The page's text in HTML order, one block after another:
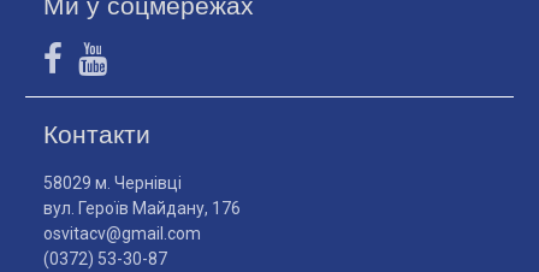
Контакти
58029 м. Чернівці
вул. Героїв Майдану, 176
osvitacv@gmail.com
(0372) 53-30-87